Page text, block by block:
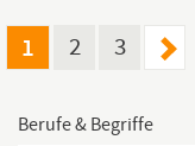
Manager, where you ll
1 2 3
Berufe & Begriffe